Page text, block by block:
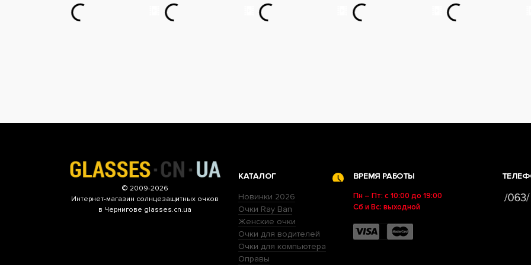
© 2009-2026
Интернет-магазин солнцезащитных очков
в Чернигове glasses.cn.ua
КАТАЛОГ
Новинки 2026
Очки Ray Ban
Женские очки
Очки для водителей
Очки для компьютера
Оправы
ВРЕМЯ РАБОТЫ
Пн – Пт: с 10:00 до 19:00
Сб и Вс: выходной